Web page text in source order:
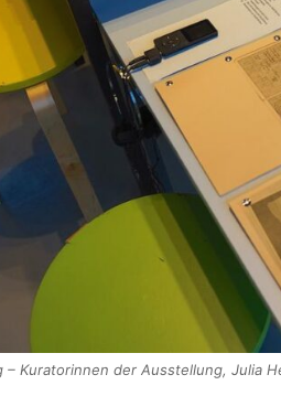
– Kuratorinnen der Ausstellung, Julia